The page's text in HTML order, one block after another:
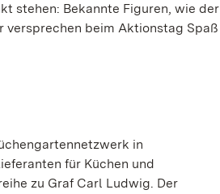
stehen: Bekannte Figuren, wie der
versprechen beim Aktionstag Spaß
in
für Küchen und
zu Graf Carl Ludwig. Der